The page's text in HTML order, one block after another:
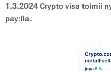
1.3.2024 Crypto visa toimii
pay:lla.